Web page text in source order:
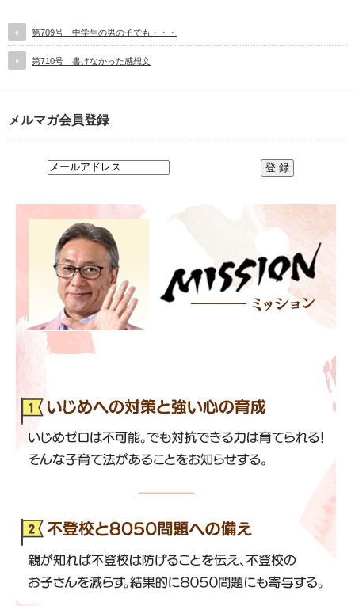
第709号 中学生の男の子でも・・・
第710号 書けなかった感想文
メルマガ会員登録